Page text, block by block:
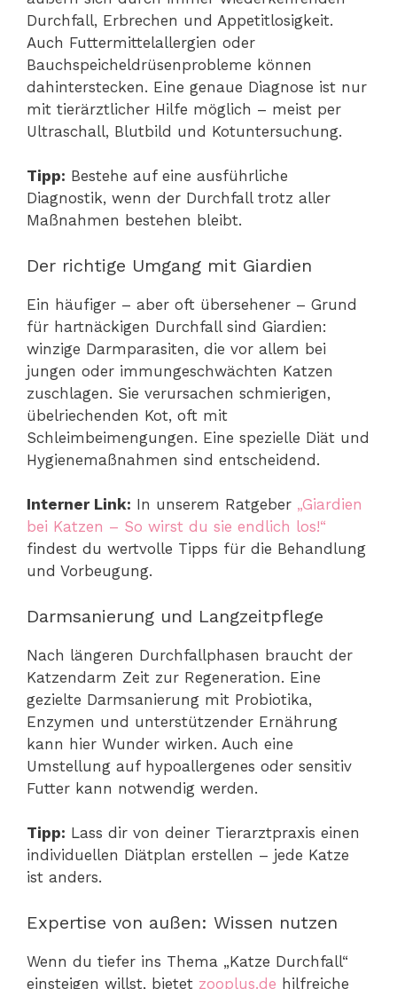
Durchfall, Erbrechen und Appetitlosigkeit.
Auch Futtermittelallergien oder
Bauchspeicheldrüsenprobleme können
dahinterstecken. Eine genaue Diagnose ist nur
mit tierärztlicher Hilfe möglich – meist per
Ultraschall, Blutbild und Kotuntersuchung.
Tipp: Bestehe auf eine ausführliche
Diagnostik, wenn der Durchfall trotz aller
Maßnahmen bestehen bleibt.
Der richtige Umgang mit Giardien
Ein häufiger – aber oft übersehener – Grund
für hartnäckigen Durchfall sind Giardien:
winzige Darmparasiten, die vor allem bei
jungen oder immungeschwächten Katzen
zuschlagen. Sie verursachen schmierigen,
übelriechenden Kot, oft mit
Schleimbeimengungen. Eine spezielle Diät und
Hygienemaßnahmen sind entscheidend.
Interner Link: In unserem Ratgeber „Giardien
bei Katzen – So wirst du sie endlich los!“
findest du wertvolle Tipps für die Behandlung
und Vorbeugung.
Darmsanierung und Langzeitpflege
Nach längeren Durchfallphasen braucht der
Katzendarm Zeit zur Regeneration. Eine
gezielte Darmsanierung mit Probiotika,
Enzymen und unterstützender Ernährung
kann hier Wunder wirken. Auch eine
Umstellung auf hypoallergenes oder sensitiv
Futter kann notwendig werden.
Tipp: Lass dir von deiner Tierarztpraxis einen
individuellen Diätplan erstellen – jede Katze
ist anders.
Expertise von außen: Wissen nutzen
Wenn du tiefer ins Thema „Katze Durchfall“
einsteigen willst, bietet zooplus.de hilfreiche